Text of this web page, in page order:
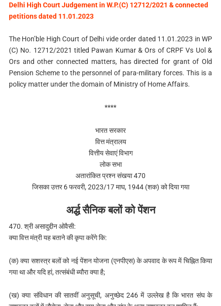
Delhi High Court Judgement in W.P.(C) 12712/2021 & connected
petitions dated 11.01.2023
The Hon’ble High Court of Delhi vide order dated 11.01.2023 in WP
(C) No. 12712/2021 titled Pawan Kumar & Ors of CRPF Vs Uol &
Ors and other connected matters, has directed for grant of Old
Pension Scheme to the personnel of para-military forces. This is a
policy matter under the domain of Ministry of Home Affairs.
****
भारत सरकार
वित्त मंत्रालय
वित्तीय सेवाएं विभाग
लोक सभा
अतारांकित प्रश्न संखया 470
जिसका उत्तर 6 फरवरी, 2023/17 माघ, 1944 (शक) को दिया गया
अर्द्ध सैनिक बलों को पेंशन
470. श्री असादुद्दीन ओवैसी:
क्या वित्त मंत्री यह बताने की कृपा करेंगे कि:
(क) क्या सशस्त्र बलों को नई पेंशन योजना (एनपीएस) के अपवाद के रूप में चिह्नित किया
गया था और यदि हां, तत्संबंधी ब्यौरा क्या है;
(ख) क्या संविधान की सातवीं अनुसूची, अनुच्छेद 246 में उल्लेख है कि भारत संघ के